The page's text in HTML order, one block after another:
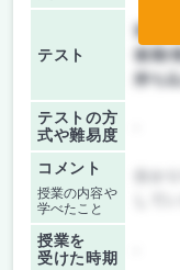
テスト
前期/
後期/
持ち
テストの方
式や難易度
コメント
授業の内容や
学べたこと
分か
授業を
受けた時期